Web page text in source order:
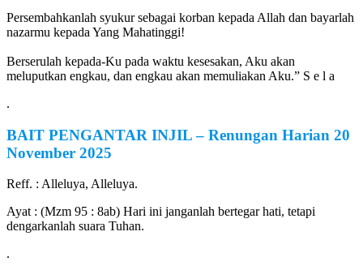
Persembahkanlah syukur sebagai korban kepada Allah dan bayarlah
nazarmu kepada Yang Mahatinggi!
Berserulah kepada-Ku pada waktu kesesakan, Aku akan
meluputkan engkau, dan engkau akan memuliakan Aku.” S e l a
.
BAIT PENGANTAR INJIL– Renungan Harian 20
November 2025
Reff. : Alleluya, Alleluya.
Ayat : (Mzm 95 : 8ab) Hari ini janganlah bertegar hati, tetapi
dengarkanlah suara Tuhan.
.